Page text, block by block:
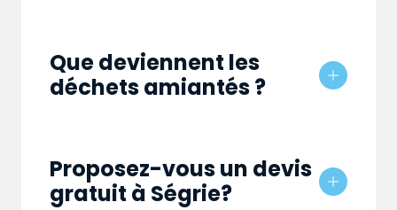
Que deviennent les
déchets amiantés ?
Proposez-vous un devis
gratuit à Ségrie?